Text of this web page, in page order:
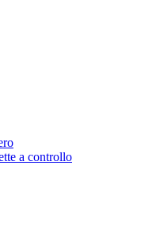
a controllo